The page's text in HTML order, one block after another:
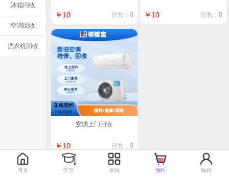
首页 学习 喜讯 预约 我的
冰箱回收
空调回收
洗衣机回收
￥10 已售：0 ￥10 已售：0
空调上门回收
￥10 已售：0